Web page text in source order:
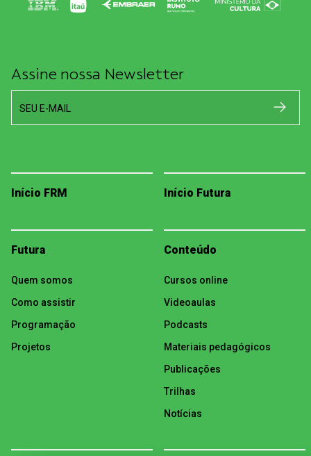
Assine nossa Newsletter
SEU E-MAIL
Início FRM Início Futura
Futura
Quem somos
Como assistir
Programação
Projetos
Conteúdo
Cursos online
Videoaulas
Podcasts
Materiais pedagógicos
Publicações
Trilhas
Notícias